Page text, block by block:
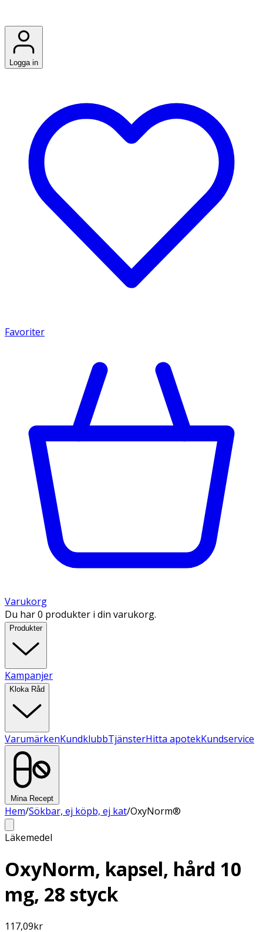
Logga in
Favoriter
Varukorg
Du har 0 produkter i din varukorg.
Produkter
Kampanjer
Kloka Råd
VarumärkenKundklubbTjänsterHitta apotekKundservice
Mina Recept
Hem/Sökbar, ej köpb, ej kat/OxyNorm®
Läkemedel
OxyNorm, kapsel, hård 10
mg, 28 styck
117,09kr